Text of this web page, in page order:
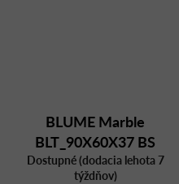
BLUME Marble
BLT_90X60X37 BS
MGC
Dostupné (dodacia lehota 7
týždňov)